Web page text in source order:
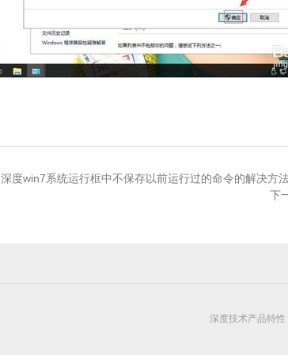
深度win7系统运行框中不保存以前运行过的命令的解决方
下
深度技术产品特性